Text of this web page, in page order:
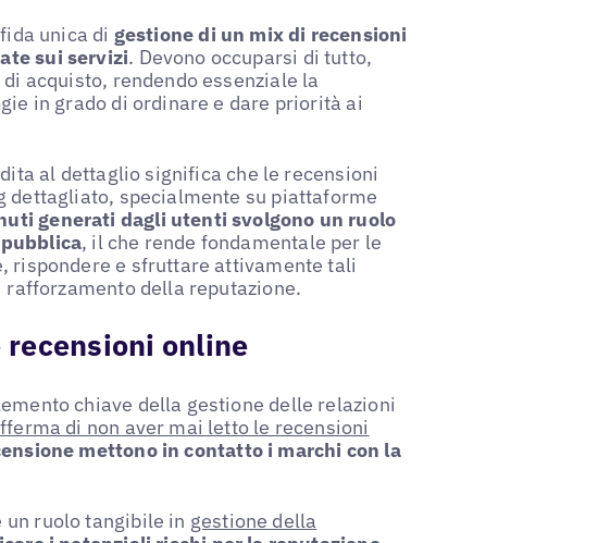
unica di gestione di un mix di recensioni
sui servizi. Devono occuparsi di tutto,
acquisto, rendendo essenziale la
in grado di ordinare e dare priorità ai
al dettaglio significa che le recensioni
dettagliato, specialmente su piattaforme
generati dagli utenti svolgono un ruolo
, il che rende fondamentale per le
rispondere e sfruttare attivamente tali
della reputazione.
online
chiave della gestione delle relazioni
di non aver mai letto le recensioni
mettono in contatto i marchi con la
un ruolo tangibile in gestione della